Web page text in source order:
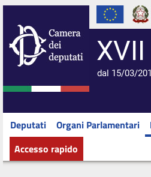
dal 15/03/
Deputati Organi Parlamentari
Accesso rapido